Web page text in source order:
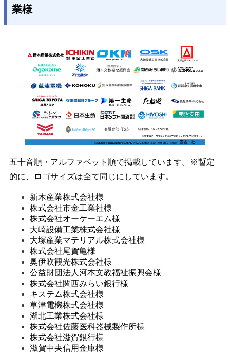
業様
五十音順・アルファベット順で掲載しています。※暫定
的に、ロゴサイズは全て同じにしています。
新木産業株式会社様
株式会社市金工業社様
株式会社オーケーエム様
大崎設備工業株式会社様
大塚産業マテリアル株式会社様
株式会社尾賀亀様
奥伊吹観光株式会社様
公益財団法人河本文教福祉振興会様
株式会社関西みらい銀行様
キステム株式会社様
草津電機株式会社様
湖北工業株式会社様
株式会社佐藤医科器械製作所様
株式会社滋賀銀行様
滋賀中央信用金庫様